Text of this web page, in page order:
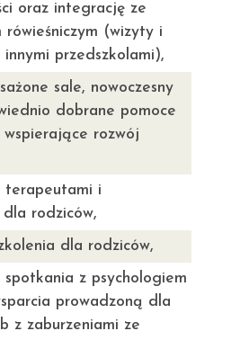
oraz integrację ze
rówieśniczym (wizyty i
innymi przedszkolami),
sale, nowoczesny
dobrane pomoce
rozwój
terapeutami i
rodziców,
dla rodziców,
spotkania z psychologiem
prowadzoną dla
z zaburzeniami ze